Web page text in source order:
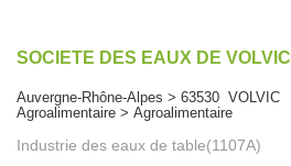
SOCIETE DES EAUX DE VOLVIC
Auvergne-Rhône-Alpes > 63530 VOLVIC
Agroalimentaire > Agroalimentaire
Industrie des eaux de table(1107A)